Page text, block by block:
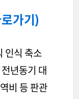
가기)
인식 축소
년동기 대
비 등 판관